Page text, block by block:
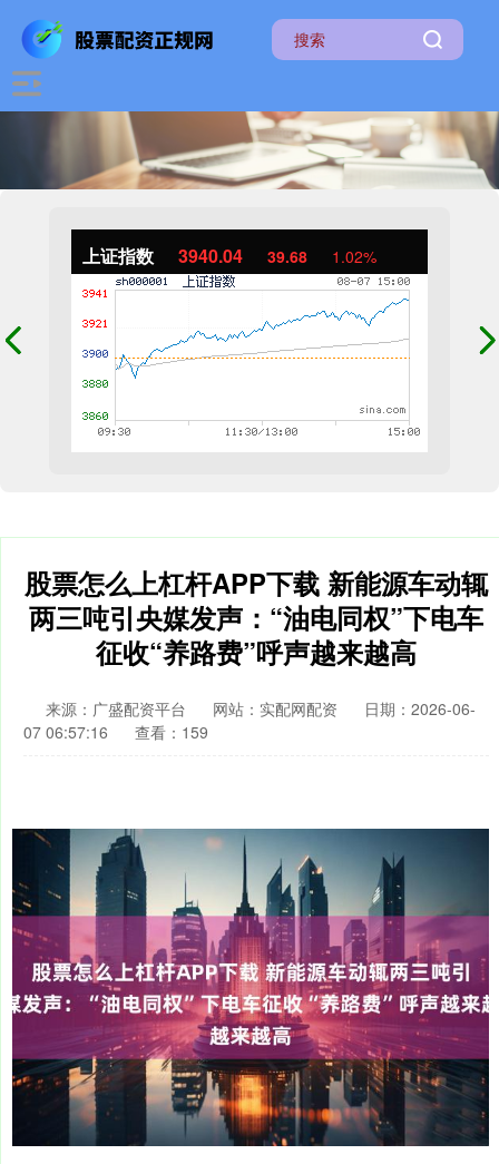
上证指数 3940.04 39.68 1.02%
股票怎么上杠杆APP下载 新能源车动辄
两三吨引央媒发声：“油电同权”下电车
征收“养路费”呼声越来越高
来源：广盛配资平台 网站：实配网配资
日期：2026-06-
07 06:57:16
查看：159